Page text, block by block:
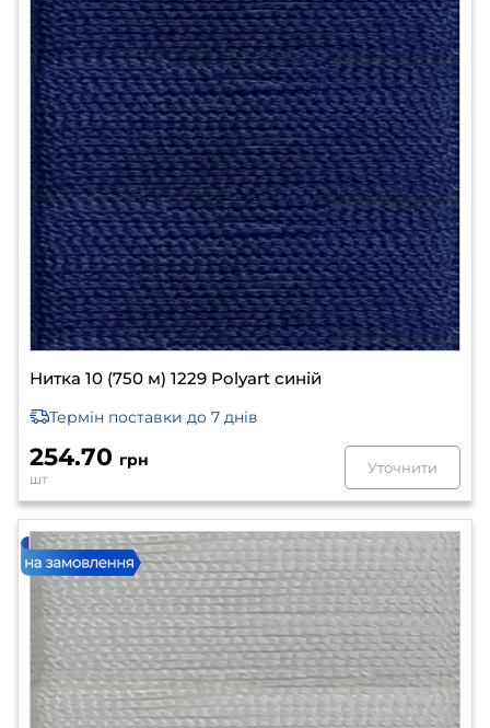
Нитка 10 (750 м) 1229 Polyart синій
Термін поставки до 7 днів
254.70 грн
шт
Уточнити